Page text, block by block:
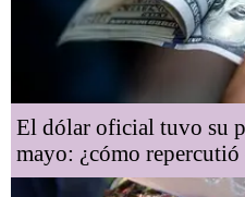
El dólar oficial tuvo su
mayo: ¿cómo